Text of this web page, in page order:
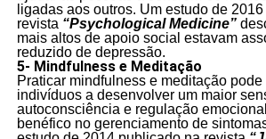
ligadas aos outros. Um estudo de
revista “Psychological Medicine”
mais altos de apoio social estavam
reduzido de depressão.
5- Mindfulness e Meditação
Praticar mindfulness e meditação
indivíduos a desenvolver um maior
autoconsciência e regulação
benéfico no gerenciamento de